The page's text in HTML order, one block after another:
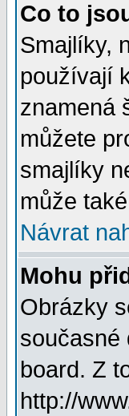
Co to
Smajlíky,
používají
znamená
můžete
smajlíky
může
Návrat
Mohu
Obrázky
současné
board. Z
http://